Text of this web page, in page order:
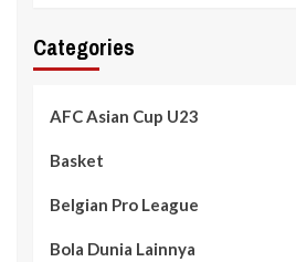
Categories
AFC Asian Cup U23
Basket
Belgian Pro League
Bola Dunia Lainnya